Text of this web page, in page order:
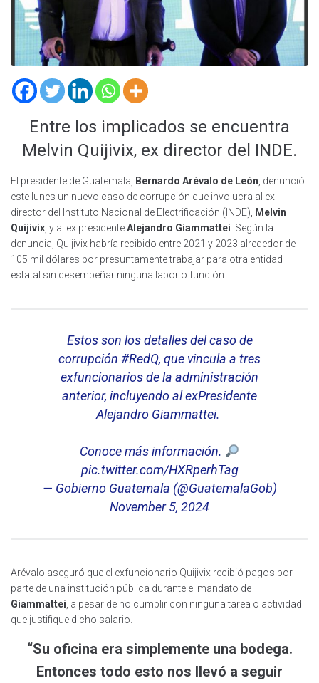
Entre los implicados se encuentra
Melvin Quijivix, ex director del INDE.
El presidente de Guatemala, Bernardo Arévalo de León, denunció
este lunes un nuevo caso de corrupción que involucra al ex
director del Instituto Nacional de Electrificación (INDE), Melvin
Quijivix, y al ex presidenteAlejandro Giammattei. Según la
denuncia, Quijivix habría recibido entre 2021 y 2023 alrededor de
105 mil dólares por presuntamente trabajar para otra entidad
estatal sin desempeñar ninguna labor o función.
Estos son los detalles del caso de
corrupción #RedQ, que vincula a tres
exfuncionarios de la administración
anterior, incluyendo al exPresidente
Alejandro Giammattei.
Conoce más información.
pic.twitter.com/HXRperhTag
— Gobierno Guatemala (@GuatemalaGob)
November 5, 2024
Arévalo aseguró que el exfuncionario Quijivix recibió pagos por
parte de una institución pública durante el mandato de
Giammattei, a pesar de no cumplir con ninguna tarea o actividad
que justifique dicho salario.
“Su oficina era simplemente una bodega.
Entonces todo esto nos llevó a seguir